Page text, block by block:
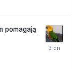
pomagają